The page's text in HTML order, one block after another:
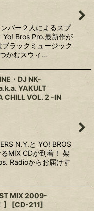
バー２人によるスプ
Yo! Bros Pro.最新作が
ラックミュージック
かむスウィ…
・DJ NK-
YAKULT
CHILL VOL. 2 -IN
N.Y.と YO! BROS
MIX CDが到着！ 架
Radioから お届けす
MIX 2009-
[CD-211]